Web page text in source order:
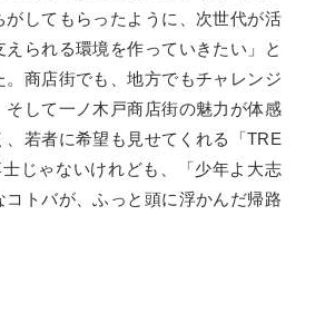
がしてもらったように、次世代が活
えられる環境を作っていきたい」と
。商店街でも、地方でもチャレンジ
そして一ノ木戸商店街の魅力が体感
、若者に希望も見せてくれる「TRE
じゃないけれども、「少年よ大志
コトバが、ふっと頭に浮かんだ帰路